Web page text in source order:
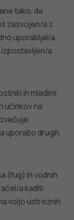
TOBAČNI IN
ZA Slovenijo
2040